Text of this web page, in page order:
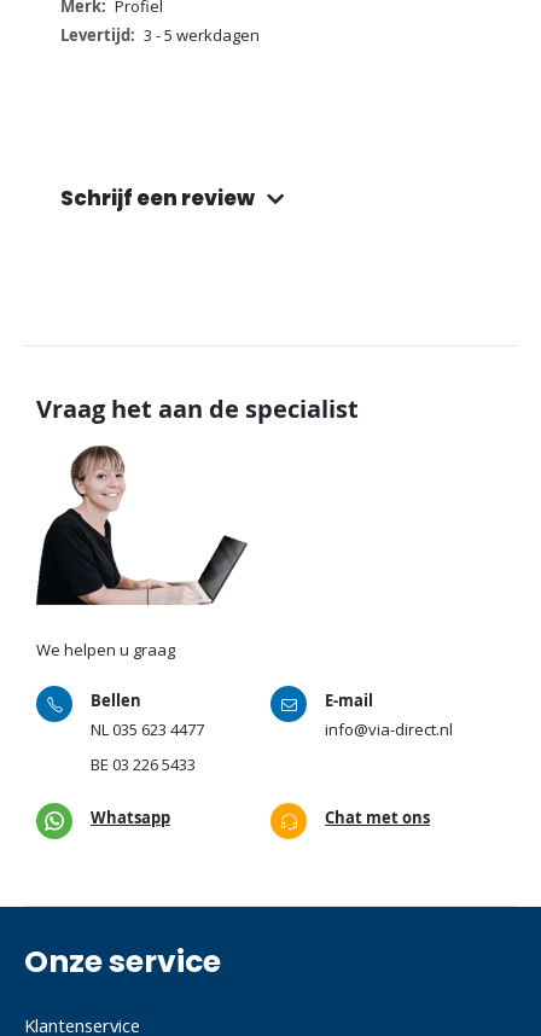
Profiel
3 - 5 werkdagen
Schrijf een review
Vraag het aan de specialist
We helpen u graag
Bellen
NL035 623 4477
BE 03 226 5433
E-mail
info@via-direct.nl
Whatsapp Chat met ons
Onze service
Klantenservice